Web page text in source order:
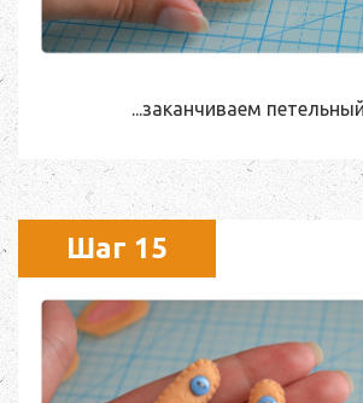
...заканчиваем
Шаг 15